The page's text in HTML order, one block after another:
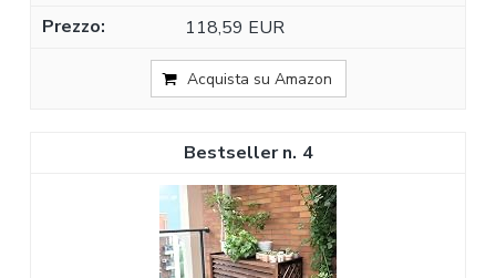
118,59 EUR
Acquista su Amazon
4